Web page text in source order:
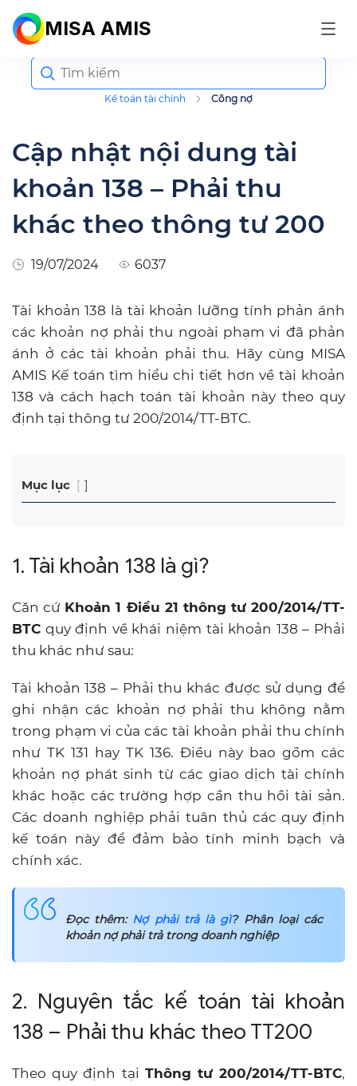
MISA AMIS
Kế toán tài chính Công nợ
Search
for:
Cập nhật nội dung tài
khoản 138 – Phải thu
khác theo thông tư 200
19/07/2024 6037
Tài khoản 138 là tài khoản lưỡng tính phản ánh
các khoản nợ phải thu ngoài phạm vi đã phản
ánh ở các tài khoản phải thu. Hãy cùng MISA
AMIS Kế toán tìm hiểu chi tiết hơn về tài khoản
138 và cách hạch toán tài khoản này theo quy
định tại thông tư 200/2014/TT-BTC.
Mục lục
1. Tài khoản 138 là gì?
Căn cứ Khoản 1 Điều 21 thông tư 200/2014/TT-
BTC quy định về khái niệm tài khoản 138 – Phải
thu khác như sau:
Tài khoản 138 – Phải thu khác được sử dụng để
ghi nhận các khoản nợ phải thu không nằm
trong phạm vi của các tài khoản phải thu chính
như TK 131 hay TK 136. Điều này bao gồm các
khoản nợ phát sinh từ các giao dịch tài chính
khác hoặc các trường hợp cần thu hồi tài sản.
Các doanh nghiệp phải tuân thủ các quy định
kế toán này để đảm bảo tính minh bạch và
chính xác.
Đọc thêm: Nợ phải trả là gì? Phân loại các
khoản nợ phải trả trong doanh nghiệp
2. Nguyên tắc kế toán tài khoản
138 – Phải thu khác theo TT200
Theo quy định tại Thông tư 200/2014/TT-BTC,